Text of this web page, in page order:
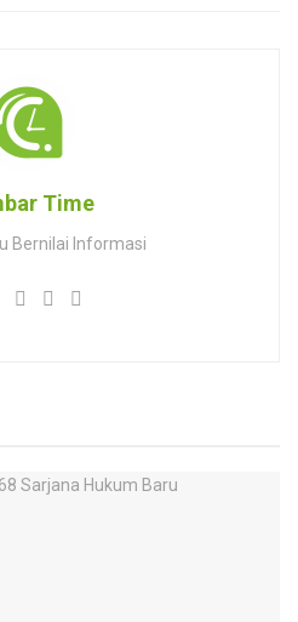
Time
Bernilai Informasi